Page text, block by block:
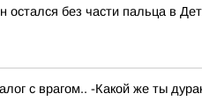
остался без части пальца в
с врагом.. -Какой же ты